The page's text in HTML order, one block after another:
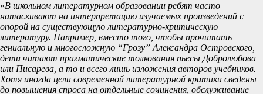
«В школьном литературном образовании ребят часто
натаскивают на интерпретацию изучаемых произведений с
опорой на существующую литературно-критическую
литературу. Например, вместо того, чтобы прочитать
гениальную и многосложную “Грозу” Александра Островского,
дети читают прагматические толкования пьесы Добролюбова
или Писарева, а то и всего лишь изложения авторов учебников.
Хотя иногда цели современной литературной критики сведены
до повышения спроса на отдельные сочинения, обслуживание